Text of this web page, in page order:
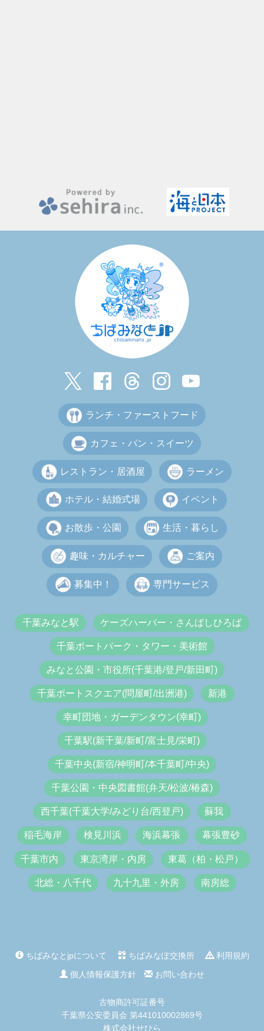
ランチ・ファーストフード
カフェ・パン・スイーツ
レストラン・居酒屋 ラーメン
ホテル・結婚式場 イベント
お散歩・公園 生活・暮らし
趣味・カルチャー ご案内
募集中！ 専門サービス
千葉みなと駅 ケーズハーバー・さんばしひろば
千葉ポートパーク・タワー・美術館
みなと公園・市役所(千葉港/登戸/新田町)
千葉ポートスクエア(問屋町/出洲港) 新港
幸町団地・ガーデンタウン(幸町)
千葉駅(新千葉/新町/富士見/栄町)
千葉中央(新宿/神明町/本千葉町/中央)
千葉公園・中央図書館(弁天/松波/椿森)
西千葉(千葉大学/みどり台/西登戸) 蘇我
稲毛海岸 検見川浜 海浜幕張 幕張豊砂
千葉市内 東京湾岸・内房 東葛（柏・松戸）
北総・八千代 九十九里・外房 南房総
ちばみなとjpについて ちばみなぽ交換所
利用規約
個人情報保護方針
お問い合わせ
古物商許可証番号
千葉県公安委員会 第441010002869号
株式会社せひら